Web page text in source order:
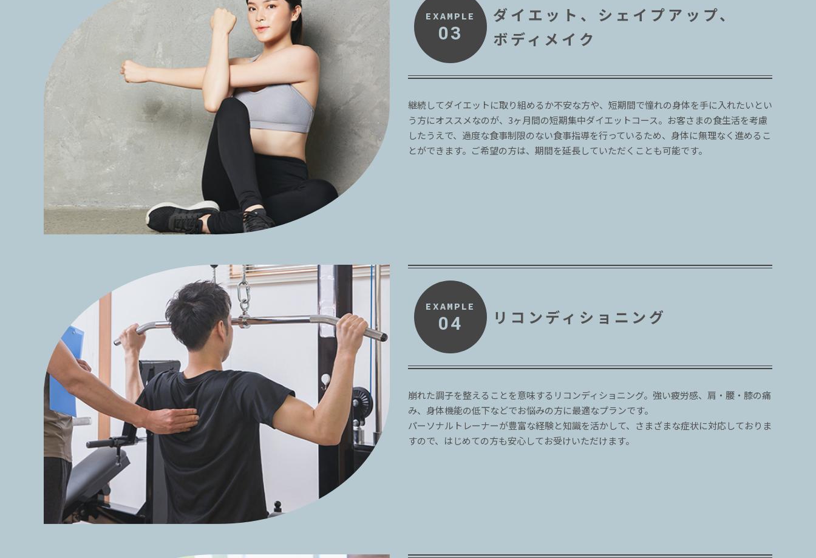
EXAMPLE
03
ダイエット、シェイプアップ、
ボディメイク
継続してダイエットに取り組めるか不安な方や、短期間で憧れの身体を手に入れたいとい
う方にオススメなのが、3ヶ月間の短期集中ダイエットコース。お客さまの食生活を考慮
したうえで、過度な食事制限のない食事指導を行っているため、身体に無理なく進めるこ
とができます。ご希望の方は、期間を延長していただくことも可能です。
EXAMPLE
04 リコンディショニング
崩れた調子を整えることを意味するリコンディショニング。強い疲労感、肩・腰・膝の痛
み、身体機能の低下などでお悩みの方に最適なプランです。
パーソナルトレーナーが豊富な経験と知識を活かして、さまざまな症状に対応しておりま
すので、はじめての方も安心してお受けいただけます。